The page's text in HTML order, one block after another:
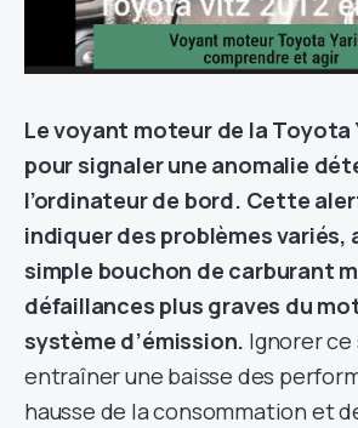
Le voyant moteur de la Toyota
pour signaler une anomalie
l’ordinateur de bord. Cette
indiquer des problèmes variés,
simple bouchon de carburant
défaillances plus graves du
système d’émission. Ignorer
entraîner une baisse des
hausse de la consommation et